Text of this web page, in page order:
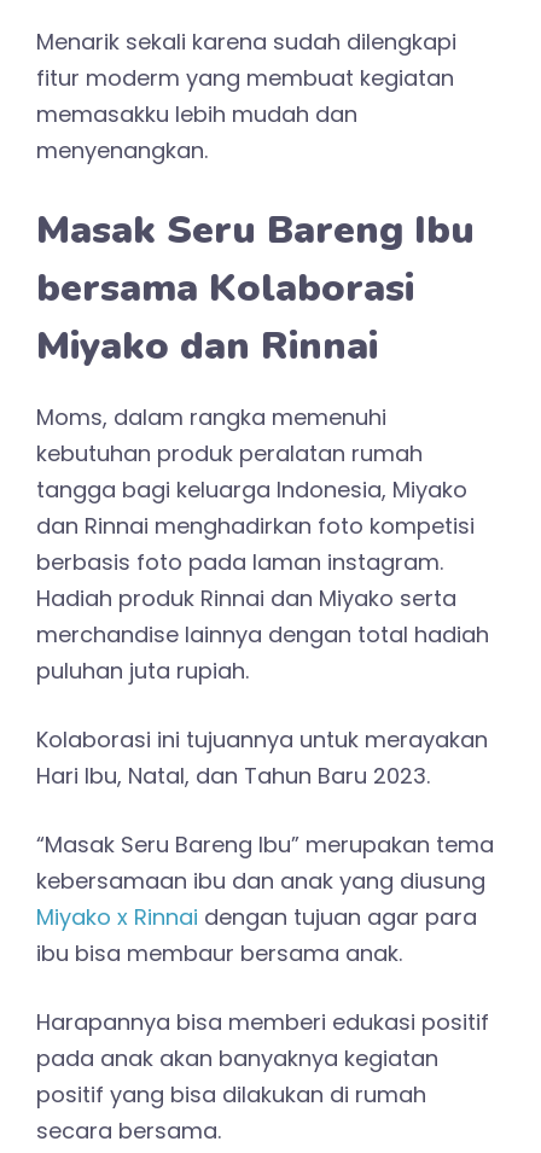
Menarik sekali karena sudah dilengkapi
fitur moderm yang membuat kegiatan
memasakku lebih mudah dan
menyenangkan.
Masak Seru Bareng Ibu
bersama Kolaborasi
Miyako dan Rinnai
Moms, dalam rangka memenuhi
kebutuhan produk peralatan rumah
tangga bagi keluarga Indonesia, Miyako
dan Rinnai menghadirkan foto kompetisi
berbasis foto pada laman instagram.
Hadiah produk Rinnai dan Miyako serta
merchandise lainnya dengan total hadiah
puluhan juta rupiah.
Kolaborasi ini tujuannya untuk merayakan
Hari Ibu, Natal, dan Tahun Baru 2023.
“Masak Seru Bareng Ibu” merupakan tema
kebersamaan ibu dan anak yang diusung
Miyako x Rinnai dengan tujuan agar para
ibu bisa membaur bersama anak.
Harapannya bisa memberi edukasi positif
pada anak akan banyaknya kegiatan
positif yang bisa dilakukan di rumah
secara bersama.